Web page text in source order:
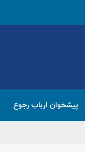
پیشخوان ارباب رجوع